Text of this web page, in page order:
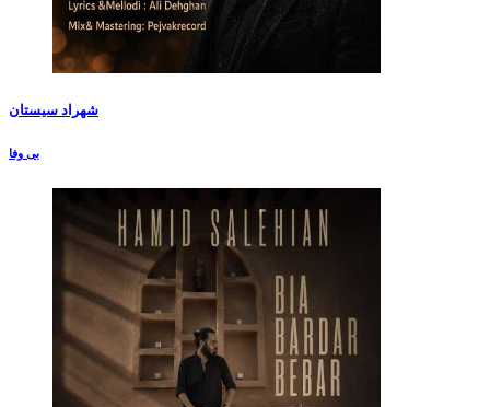
شهراد سیستان
بی وفا